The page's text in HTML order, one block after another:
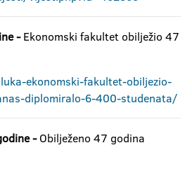
-Ekonomski fakultet obilježio 47
ekonomski-fakultet-obiljezio-
diplomiralo-6-400-studenata/
-Obilježeno 47 godina